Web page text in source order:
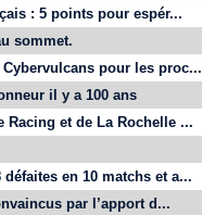
: 5 points pour espér...
sommet.
pour les proc...
il y a 100 ans
Racing et de La Rochelle ...
défaites en 10 matchs et a...
par l’apport d...